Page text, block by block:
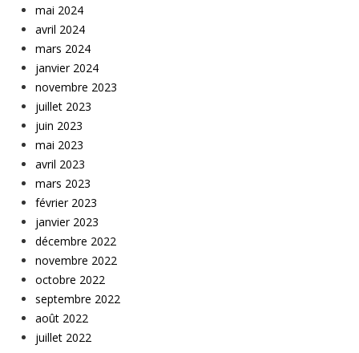
mai 2024
avril 2024
mars 2024
janvier 2024
novembre 2023
juillet 2023
juin 2023
mai 2023
avril 2023
mars 2023
février 2023
janvier 2023
décembre 2022
novembre 2022
octobre 2022
septembre 2022
août 2022
juillet 2022